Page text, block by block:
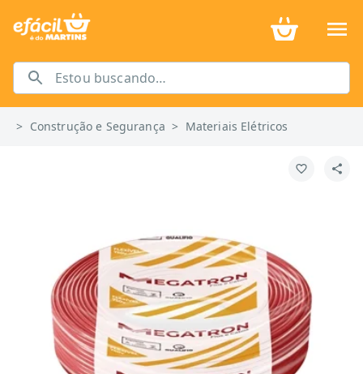
> Construção e Segurança > Materiais Elétricos